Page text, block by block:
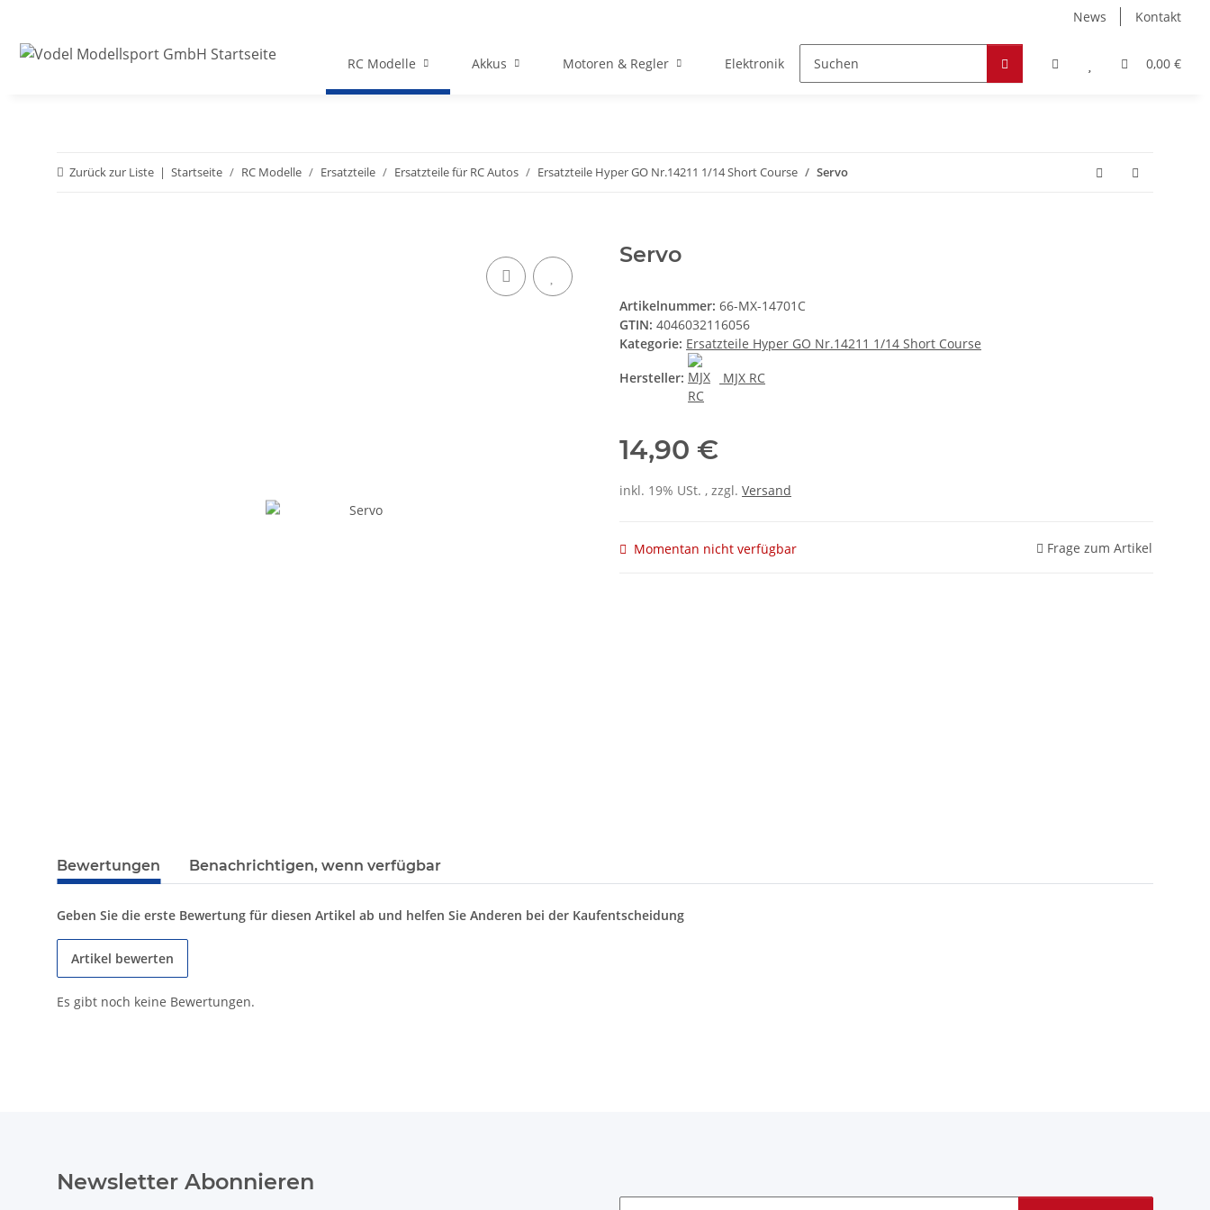
News Kontakt
0,00 €
RC Modelle Akkus Motoren & Regler Elektronik Zubehör Hobby & Freizeit Werkstoffe
Zurück zur Liste Startseite RC Modelle Ersatzteile Ersatzteile für RC Autos Ersatzteile Hyper GO Nr.14211 1/14 Short Course Servo
Servo
Artikelnummer: 66-MX-14701C
GTIN: 4046032116056
Kategorie: Ersatzteile Hyper GO Nr.14211 1/14 Short Course
Hersteller:
MJX RC
14,90 €
inkl. 19% USt. , zzgl. Versand
Momentan nicht verfügbar Frage zum Artikel
weitere Registerkarten anzeigen
Bewertungen Benachrichtigen, wenn verfügbar
Geben Sie die erste Bewertung für diesen Artikel ab und helfen Sie Anderen bei der Kaufentscheidung
Artikel bewerten
Es gibt noch keine Bewertungen.
Newsletter Abonnieren